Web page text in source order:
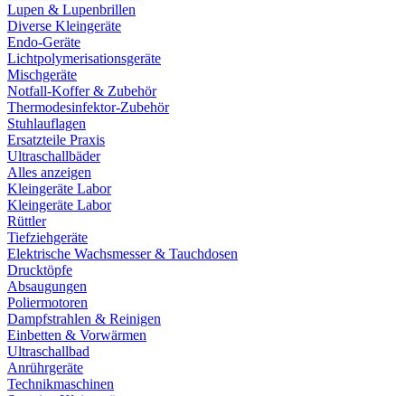
Lupen & Lupenbrillen
Diverse Kleingeräte
Endo-Geräte
Lichtpolymerisationsgeräte
Mischgeräte
Notfall-Koffer & Zubehör
Thermodesinfektor-Zubehör
Stuhlauflagen
Ersatzteile Praxis
Ultraschallbäder
Alles anzeigen
Kleingeräte Labor
Kleingeräte Labor
Rüttler
Tiefziehgeräte
Elektrische Wachsmesser & Tauchdosen
Drucktöpfe
Absaugungen
Poliermotoren
Dampfstrahlen & Reinigen
Einbetten & Vorwärmen
Ultraschallbad
Anrührgeräte
Technikmaschinen